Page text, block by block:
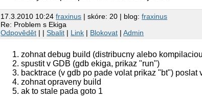
17.3.2010 10:24fraxinus | skóre: 20 | blog:fraxinus
Re: Problem s Ekiga
Odpovědět | |Sbalit | Link | Blokovat |Admin
zohnat debug build (distribucny alebo
spustit v GDB (gdb ekiga, prikaz "run")
backtrace (v gdb po pade volat prikaz "bt") poslat
zohnat opraveny build
ak to stale pada goto 1